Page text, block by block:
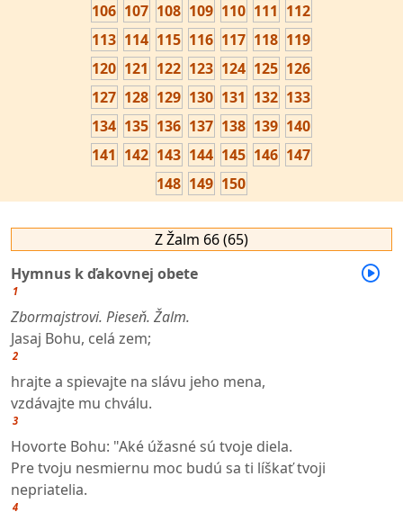
106 107 108 109 110 111 112
113 114 115 116 117 118 119
120 121 122 123 124 125 126
127 128 129 130 131 132 133
134 135 136 137 138 139 140
141 142 143 144 145 146 147
148 149 150
Z Žalm 66 (65)
Hymnus k ďakovnej obete
1
Zbormajstrovi. Pieseň. Žalm.
Jasaj Bohu, celá zem;
2
hrajte a spievajte na slávu jeho mena,
vzdávajte mu chválu.
3
Hovorte Bohu: "Aké úžasné sú tvoje diela.
Pre tvoju nesmiernu moc budú sa ti líškať tvoji
nepriatelia.
4